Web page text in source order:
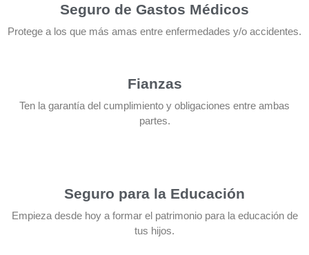
Seguro de Gastos Médicos
Protege a los que más amas entre enfermedades y/o accidentes.
Fianzas
Ten la garantía del cumplimiento y obligaciones entre ambas
partes.
Seguro para la Educación
Empieza desde hoy a formar el patrimonio para la educación de
tus hijos.